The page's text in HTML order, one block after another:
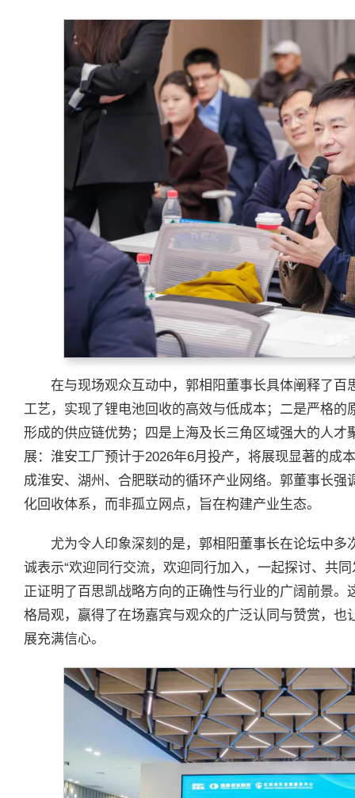
在与现场观众互动中，郭相阳董事长具体阐释了
工艺，实现了锂电池回收的高效与低成本；二是严格
形成的供应链优势；四是上海及长三角区域强大的人
展：淮安工厂预计于2026年6月投产，将展现显著的成
成淮安、湖州、合肥联动的循环产业网络。郭董事长
化回收体系，而非孤立网点，旨在构建产业生态。
尤为令人印象深刻的是，郭相阳董事长在论坛中
诚表示“欢迎同行交流，欢迎同行加入，一起探讨、共
正证明了百思凯战略方向的正确性与行业的广阔前景。
格局观，赢得了在场嘉宾与观众的广泛认同与赞赏，
展充满信心。